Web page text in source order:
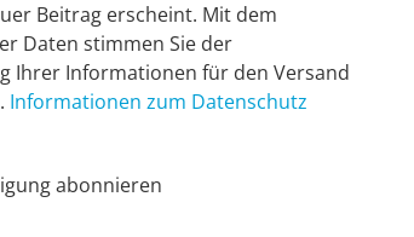
Beitrag erscheint. Mit dem
Daten stimmen Sie der
Ihrer Informationen für den Versand
Informationen zum Datenschutz
abonnieren